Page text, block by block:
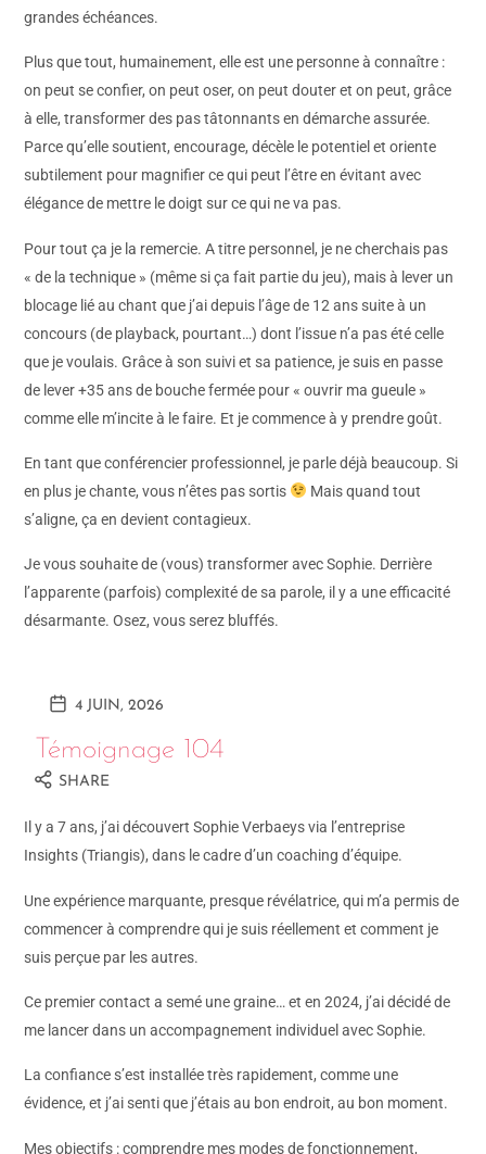
grandes échéances.
Plus que tout, humainement, elle est une personne à connaître :
on peut se confier, on peut oser, on peut douter et on peut, grâce
à elle, transformer des pas tâtonnants en démarche assurée.
Parce qu’elle soutient, encourage, décèle le potentiel et oriente
subtilement pour magnifier ce qui peut l’être en évitant avec
élégance de mettre le doigt sur ce qui ne va pas.
Pour tout ça je la remercie. A titre personnel, je ne cherchais pas
« de la technique » (même si ça fait partie du jeu), mais à lever un
blocage lié au chant que j’ai depuis l’âge de 12 ans suite à un
concours (de playback, pourtant…) dont l’issue n’a pas été celle
que je voulais. Grâce à son suivi et sa patience, je suis en passe
de lever +35 ans de bouche fermée pour « ouvrir ma gueule »
comme elle m’incite à le faire. Et je commence à y prendre goût.
En tant que conférencier professionnel, je parle déjà beaucoup. Si
en plus je chante, vous n’êtes pas sortis
Mais quand tout
s’aligne, ça en devient contagieux.
Je vous souhaite de (vous) transformer avec Sophie. Derrière
l’apparente (parfois) complexité de sa parole, il y a une efficacité
désarmante. Osez, vous serez bluffés.
4 JUIN, 2026
Témoignage 104
SHARE
Il y a 7 ans, j’ai découvert Sophie Verbaeys via l’entreprise
Insights (Triangis), dans le cadre d’un coaching d’équipe.
Une expérience marquante, presque révélatrice, qui m’a permis de
commencer à comprendre qui je suis réellement et comment je
suis perçue par les autres.
Ce premier contact a semé une graine… et en 2024, j’ai décidé de
me lancer dans un accompagnement individuel avec Sophie.
La confiance s’est installée très rapidement, comme une
évidence, et j’ai senti que j’étais au bon endroit, au bon moment.
Mes objectifs : comprendre mes modes de fonctionnement,